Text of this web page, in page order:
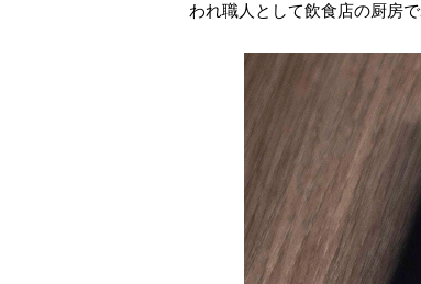
われ職人として飲食店の厨房